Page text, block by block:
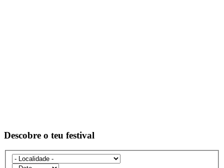
Descobre o teu festival